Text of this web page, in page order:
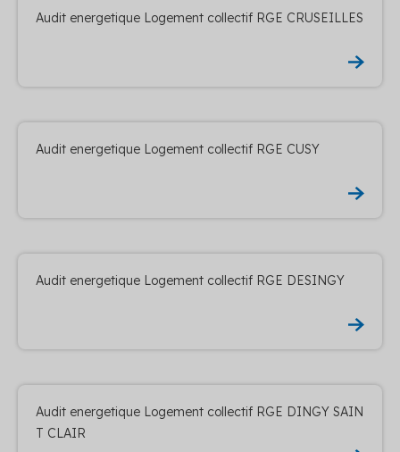
Audit energetique Logement collectif RGE CRUSEILLES
Audit energetique Logement collectif RGE CUSY
Audit energetique Logement collectif RGE DESINGY
Audit energetique Logement collectif RGE DINGY SAIN
T CLAIR